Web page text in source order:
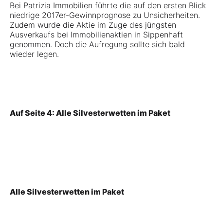
Bei Patrizia Immobilien führte die auf den ersten Blick
niedrige 2017er-Gewinnprognose zu Unsicherheiten.
Zudem wurde die Aktie im Zuge des jüngsten
Ausverkaufs bei Immobilienaktien in Sippenhaft
genommen. Doch die Aufregung sollte sich bald
wieder legen.
Auf Seite 4: Alle Silvesterwetten im Paket
Alle Silvesterwetten im Paket